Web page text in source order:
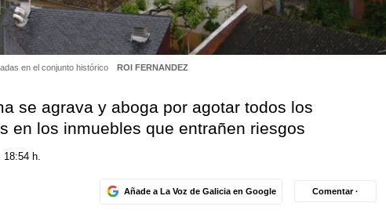
en el conjunto histórico ROI FERNANDEZ
se agrava y aboga por agotar todos los
en los inmuebles que entrañen riesgos
h.
Añade a La Voz de Galicia en Google Comentar ·